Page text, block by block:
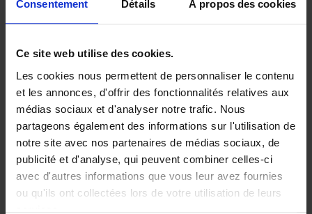
Consentement Détails À propos des cookies
Ce site web utilise des cookies.
Les cookies nous permettent de personnaliser le contenu
et les annonces, d'offrir des fonctionnalités relatives aux
médias sociaux et d'analyser notre trafic. Nous
partageons également des informations sur l'utilisation de
notre site avec nos partenaires de médias sociaux, de
publicité et d'analyse, qui peuvent combiner celles-ci
avec d'autres informations que vous leur avez fournies
ou qu'ils ont collectées lors de votre utilisation de leurs
Building Bonds = Building
Business
Jochen Roef Jozefien De Feyter
Carolien Boom
Couverture souple
2025 200
€29,99